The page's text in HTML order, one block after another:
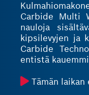
Carbide Multi
nauloja
kipsilevyjen ja
Carbide
entistä
Tämän laikan